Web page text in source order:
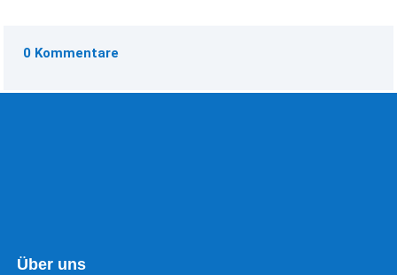
0 Kommentare
Über uns